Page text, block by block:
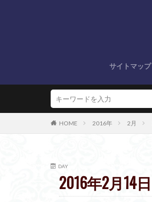
サイトマップ
HOME 2016年 2月
DAY
2016年2月14日